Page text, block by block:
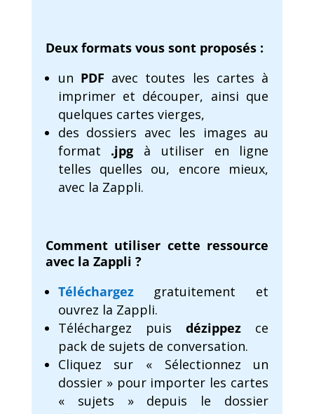
Deux formats vous sont proposés :
un PDF avec toutes les cartes à
imprimer et découper, ainsi que
quelques cartes vierges,
des dossiers avec les images au
format .jpg à utiliser en ligne
telles quelles ou, encore mieux,
avec la Zappli.
Comment utiliser cette ressource
avec la Zappli ?
Téléchargezgratuitement et
ouvrez la Zappli.
Téléchargez puisdézippez ce
pack de sujets de conversation.
Cliquez sur « Sélectionnez un
dossier » pour importer les cartes
« sujets » depuis le dossier